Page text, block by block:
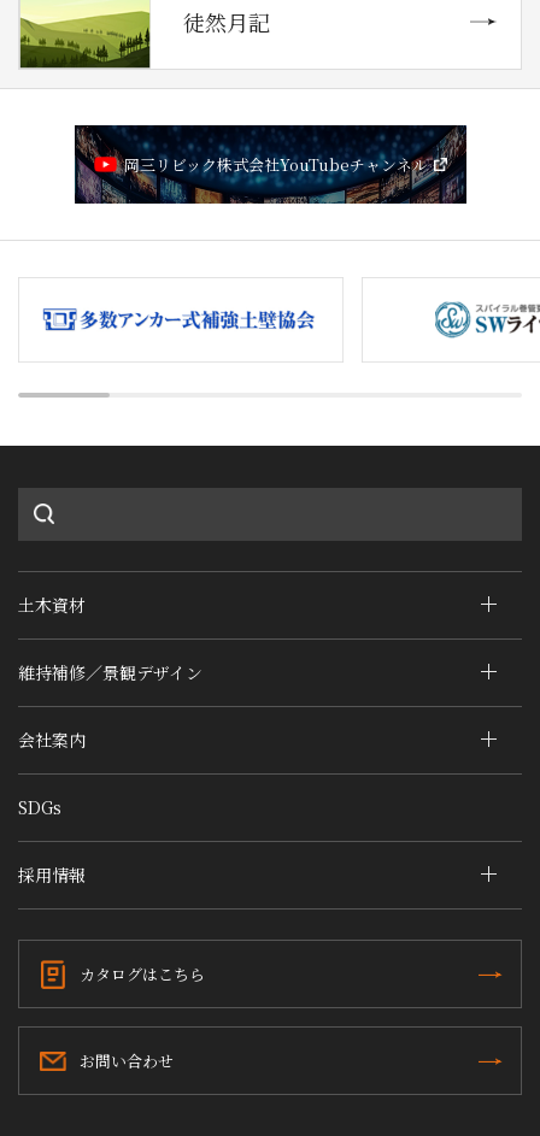
徒然月記
岡三リビック株式会社YouTubeチャンネル
土木資材
維持補修／景観デザイン
会社案内
SDGs
採用情報
カタログはこちら
お問い合わせ